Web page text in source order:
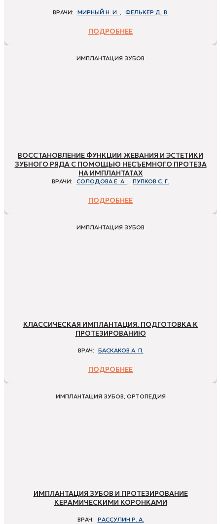
ВРАЧИ: МИРНЫЙ Н. И. , ФЕЛЬКЕР Д. В.
ПОДРОБНЕЕ
ИМПЛАНТАЦИЯ ЗУБОВ
ВОССТАНОВЛЕНИЕ ФУНКЦИИ ЖЕВАНИЯ И ЭСТЕТИКИ
ЗУБНОГО РЯДА С ПОМОЩЬЮ НЕСЪЕМНОГО ПРОТЕЗА
НА ИМПЛАНТАТАХ
ВРАЧИ: СОЛОДОВА Е. А. , ПУПКОВ С. Г.
ПОДРОБНЕЕ
ИМПЛАНТАЦИЯ ЗУБОВ
КЛАССИЧЕСКАЯ ИМПЛАНТАЦИЯ. ПОДГОТОВКА К
ПРОТЕЗИРОВАНИЮ
ВРАЧ: БАСКАКОВ А. П.
ПОДРОБНЕЕ
ИМПЛАНТАЦИЯ ЗУБОВ, ОРТОПЕДИЯ
ИМПЛАНТАЦИЯ ЗУБОВ И ПРОТЕЗИРОВАНИЕ
КЕРАМИЧЕСКИМИ КОРОНКАМИ
ВРАЧ: РАССУЛИН Р. А.